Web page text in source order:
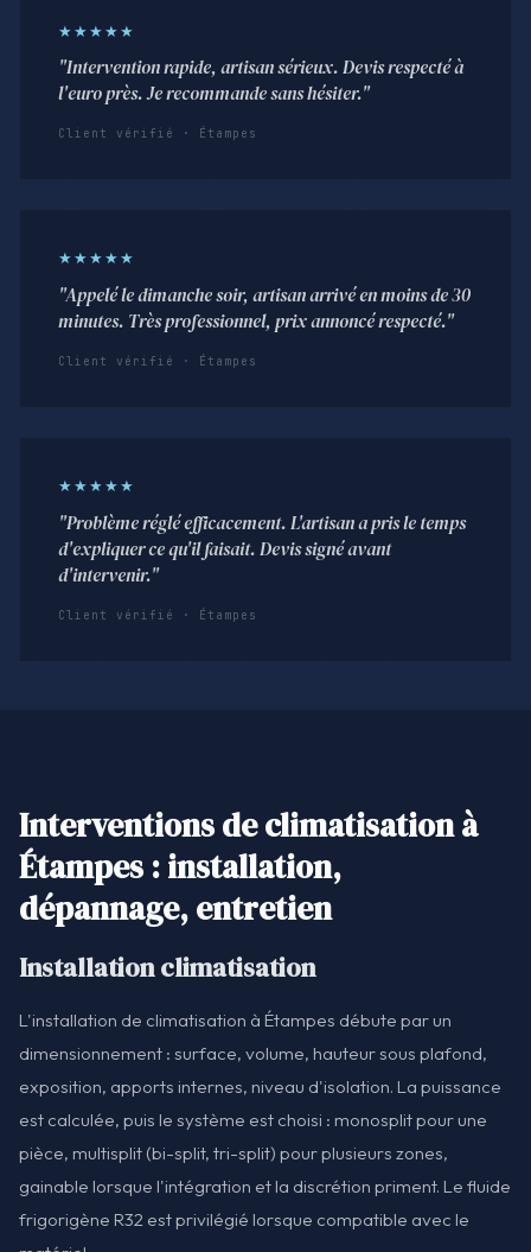
★★★★★
"Intervention rapide, artisan sérieux. Devis respecté à
l'euro près. Je recommande sans hésiter."
Client vérifié · Étampes
★★★★★
"Appelé le dimanche soir, artisan arrivé en moins de 30
minutes. Très professionnel, prix annoncé respecté."
Client vérifié · Étampes
★★★★★
"Problème réglé efficacement. L'artisan a pris le temps
d'expliquer ce qu'il faisait. Devis signé avant
d'intervenir."
Client vérifié · Étampes
Interventions de climatisation à
Étampes : installation,
dépannage, entretien
Installation climatisation
L'installation de climatisation à Étampes débute par un
dimensionnement : surface, volume, hauteur sous plafond,
exposition, apports internes, niveau d'isolation. La puissance
est calculée, puis le système est choisi : monosplit pour une
pièce, multisplit (bi-split, tri-split) pour plusieurs zones,
gainable lorsque l'intégration et la discrétion priment. Le fluide
frigorigène R32 est privilégié lorsque compatible avec le